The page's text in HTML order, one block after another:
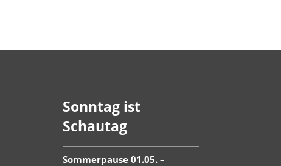
Sonntag ist
Schautag
Sommerpause 01.05. –